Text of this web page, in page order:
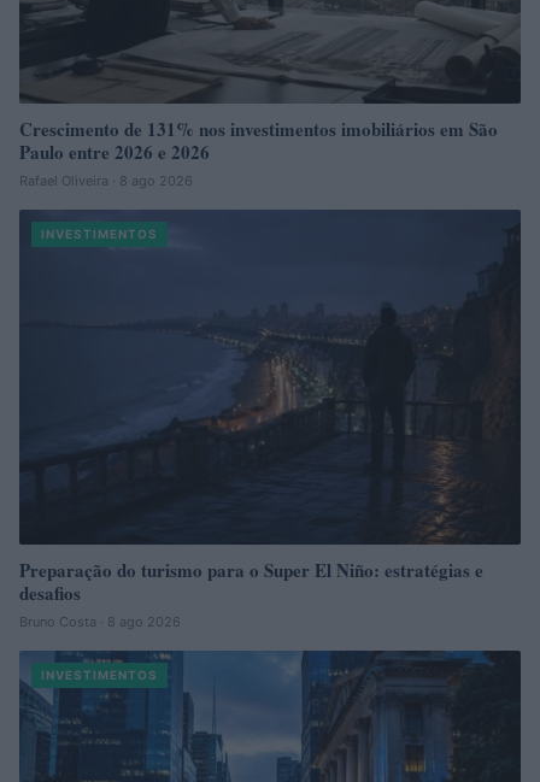
Crescimento de 131% nos investimentos imobiliários em São
Paulo entre 2026 e 2026
Rafael Oliveira · 8 ago 2026
INVESTIMENTOS
Preparação do turismo para o Super El Niño: estratégias e
desafios
Bruno Costa · 8 ago 2026
INVESTIMENTOS